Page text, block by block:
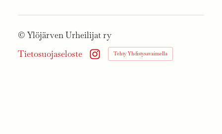
©Ylöjärven Urheilijat ry
Tietosuojaseloste
Instagram
Tehty Yhdistysavaimella